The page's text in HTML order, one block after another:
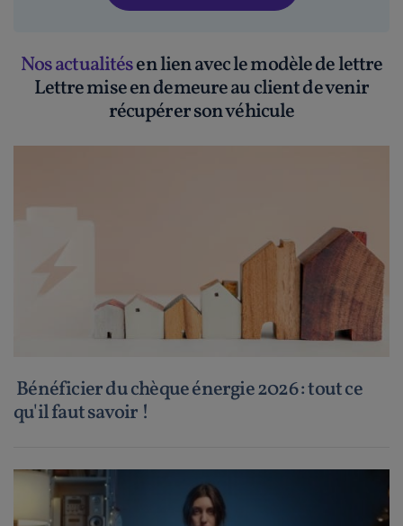
Nos actualitésen lien avec le modèle de lettre
Lettre mise en demeure au client de venir
récupérer son véhicule
Bénéficier du chèque énergie 2026 : tout ce
qu'il faut savoir !